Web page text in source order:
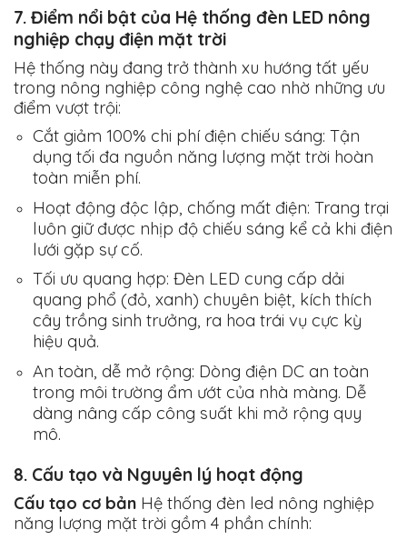
7. Điểm nổi bật của Hệ thống đèn LED nông
nghiệp chạy điện mặt trời
Hệ thống này đang trở thành xu hướng tất yếu
trong nông nghiệp công nghệ cao nhờ những ưu
điểm vượt trội:
Cắt giảm 100% chi phí điện chiếu sáng: Tận
dụng tối đa nguồn năng lượng mặt trời hoàn
toàn miễn phí.
Hoạt động độc lập, chống mất điện: Trang trại
luôn giữ được nhịp độ chiếu sáng kể cả khi điện
lưới gặp sự cố.
Tối ưu quang hợp: Đèn LED cung cấp dải
quang phổ (đỏ, xanh) chuyên biệt, kích thích
cây trồng sinh trưởng, ra hoa trái vụ cực kỳ
hiệu quả.
An toàn, dễ mở rộng: Dòng điện DC an toàn
trong môi trường ẩm ướt của nhà màng. Dễ
dàng nâng cấp công suất khi mở rộng quy
mô.
8. Cấu tạo và Nguyên lý hoạt động
Cấu tạo cơ bản Hệ thống đèn led nông nghiệp
năng lượng mặt trời gồm 4 phần chính: